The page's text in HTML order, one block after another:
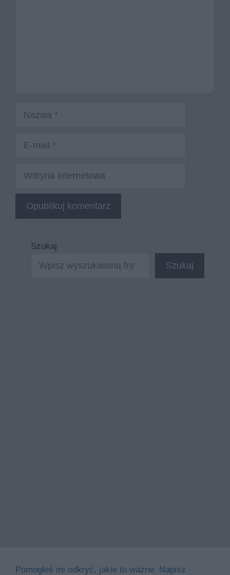
Witryna
internetowa
Szukaj
Szukaj
Pomogłeś mi odkryć, jakie to ważne. Napisz